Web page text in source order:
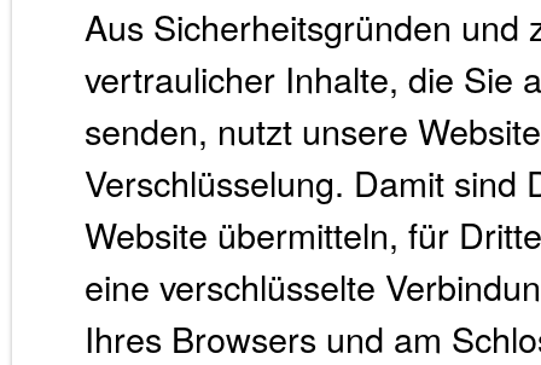
Aus Sicherheitsgründen und
vertraulicher Inhalte, die Sie
senden, nutzt unsere
Verschlüsselung. Damit sind
Website übermitteln, für
eine verschlüsselte
Ihres Browsers und am